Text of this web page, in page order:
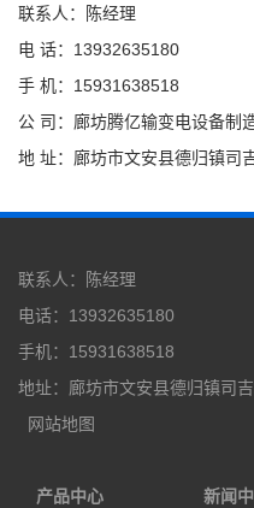
联系人：陈经理
电 话：13932635180
手 机：15931638518
公 司：廊坊腾亿输变电设备制
地 址：廊坊市文安县德归镇司
联系人：陈经理
电话：13932635180
手机：15931638518
地址：廊坊市文安县德归镇司
网站地图
产品中心 新闻